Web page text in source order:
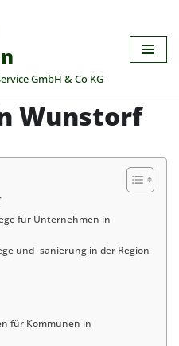
GmbH & Co KG
Wunstorf
für Unternehmen in
und -sanierung in der Region
für Kommunen in